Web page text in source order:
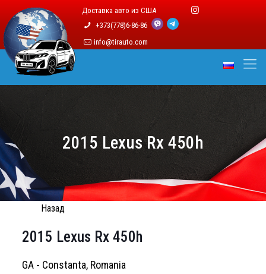
Доставка авто из США
+373(778)6-86-86
info@tirauto.com
2015 Lexus Rx 450h
Назад
2015 Lexus Rx 450h
GA - Constanta, Romania